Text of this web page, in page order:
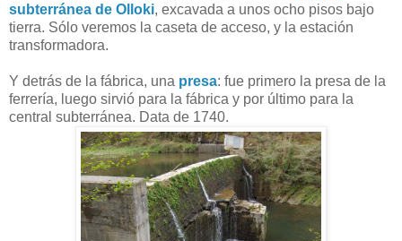
subterránea de Olloki, excavada a unos ocho pisos bajo
tierra. Sólo veremos la caseta de acceso, y la estación
transformadora.
Y detrás de la fábrica, una presa: fue primero la presa de la
ferrería, luego sirvió para la fábrica y por último para la
central subterránea. Data de 1740.